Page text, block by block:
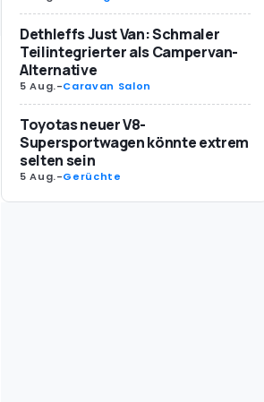
Dethleffs Just Van: Schmaler
Teilintegrierter als Campervan-
Alternative
5 Aug.-Caravan Salon
Toyotas neuer V8-
Supersportwagen könnte extrem
selten sein
5 Aug.-Gerüchte